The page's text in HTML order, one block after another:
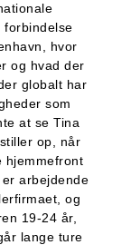
forbindelse
hvor
og hvad der
globalt har
som
at se Tina
op, når
hjemmefront
arbejdende
og
19-24 år,
lange ture